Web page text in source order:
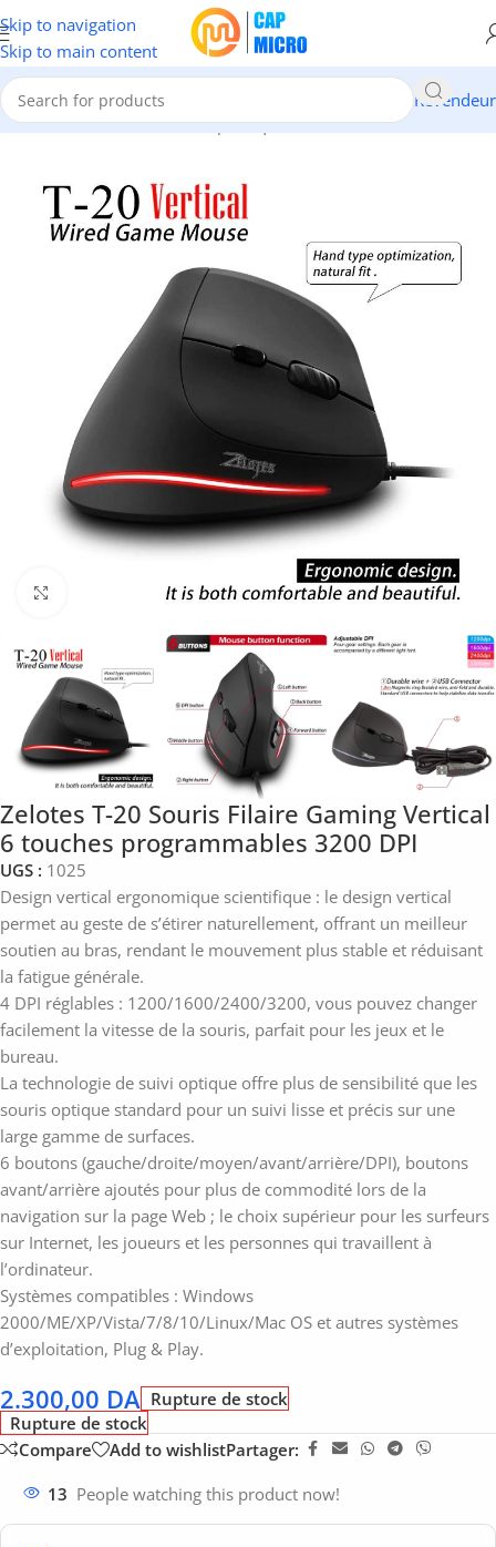
Skip to navigation
Skip to main content
Revendeur
Accueil/INFORMATIQUE/Périphériques/Claviers & Souris
Click to enlarge
Zelotes T-20 Souris Filaire Gaming Vertical
6 touches programmables 3200 DPI
UGS : 1025
Design vertical ergonomique scientifique : le design vertical
permet au geste de s’étirer naturellement, offrant un meilleur
soutien au bras, rendant le mouvement plus stable et réduisant
la fatigue générale.
4 DPI réglables : 1200/1600/2400/3200, vous pouvez changer
facilement la vitesse de la souris, parfait pour les jeux et le
bureau.
La technologie de suivi optique offre plus de sensibilité que les
souris optique standard pour un suivi lisse et précis sur une
large gamme de surfaces.
6 boutons (gauche/droite/moyen/avant/arrière/DPI), boutons
avant/arrière ajoutés pour plus de commodité lors de la
navigation sur la page Web ; le choix supérieur pour les surfeurs
sur Internet, les joueurs et les personnes qui travaillent à
l’ordinateur.
Systèmes compatibles : Windows
2000/ME/XP/Vista/7/8/10/Linux/Mac OS et autres systèmes
d’exploitation, Plug & Play.
2.300,00 DA Rupture de stock
Rupture de stock
Compare
Add to wishlistPartager:
13 People watching this product now!